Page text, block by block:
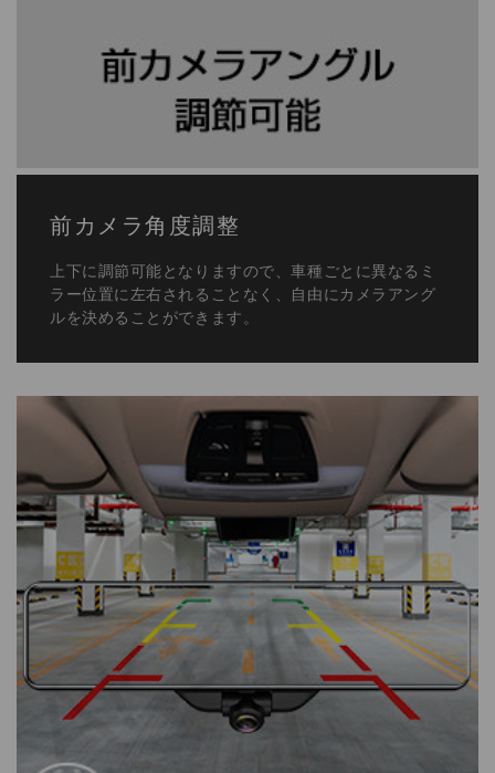
前カメラ角度調整
上下に調節可能となりますので、車種ごとに異なるミ
ラー位置に左右されることなく、自由にカメラアング
安全のためのデザイン